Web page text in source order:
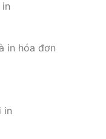
in hóa đơn
in